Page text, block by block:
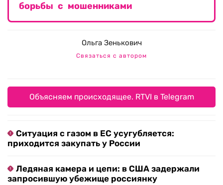
борьбы с мошенниками
Ольга Зенькович
Связаться с автором
Объясняем происходящее. RTVI в Telegram
Ситуация с газом в ЕС усугубляется:
приходится закупать у России
Ледяная камера и цепи: в США задержали
запросившую убежище россиянку